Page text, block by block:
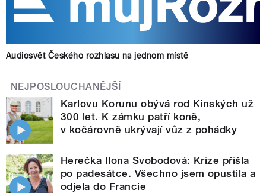
Audiosvět Českého rozhlasu na jednom místě
NEJPOSLOUCHANĚJŠÍ
Karlovu Korunu obývá rod Kinských už
300 let. K zámku patří koně,
v kočárovně ukrývají vůz z pohádky
Herečka Ilona Svobodová: Krize přišla
po padesátce. Všechno jsem opustila a
odjela do Francie